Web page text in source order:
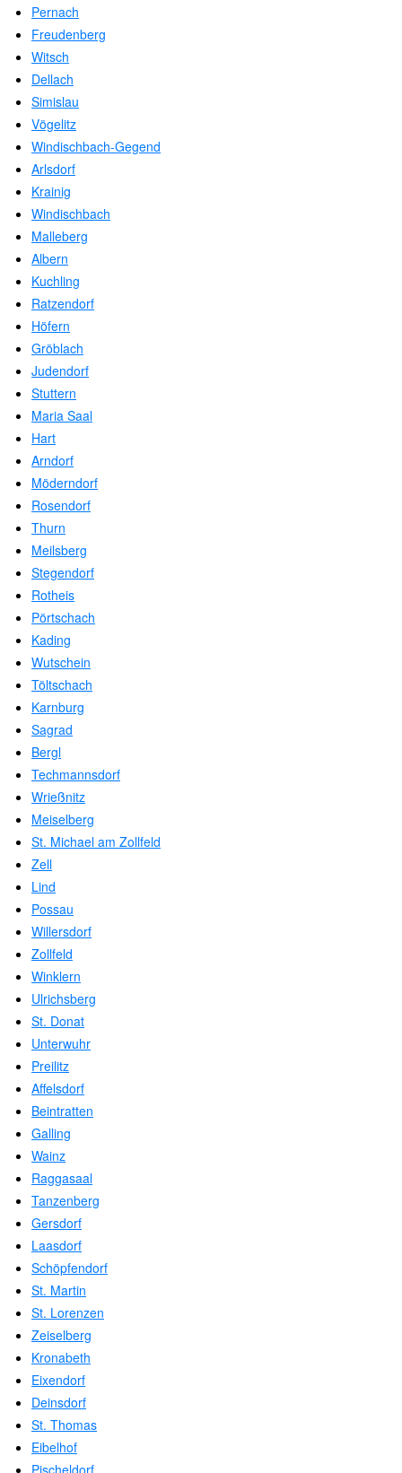
Pernach
Freudenberg
Witsch
Dellach
Simislau
Vögelitz
Windischbach-Gegend
Arlsdorf
Krainig
Windischbach
Malleberg
Albern
Kuchling
Ratzendorf
Höfern
Gröblach
Judendorf
Stuttern
Maria Saal
Hart
Arndorf
Möderndorf
Rosendorf
Thurn
Meilsberg
Stegendorf
Rotheis
Pörtschach
Kading
Wutschein
Töltschach
Karnburg
Sagrad
Bergl
Techmannsdorf
Wrießnitz
Meiselberg
St. Michael am Zollfeld
Zell
Lind
Possau
Willersdorf
Zollfeld
Winklern
Ulrichsberg
St. Donat
Unterwuhr
Preilitz
Affelsdorf
Beintratten
Galling
Wainz
Raggasaal
Tanzenberg
Gersdorf
Laasdorf
Schöpfendorf
St. Martin
St. Lorenzen
Zeiselberg
Kronabeth
Eixendorf
Deinsdorf
St. Thomas
Eibelhof